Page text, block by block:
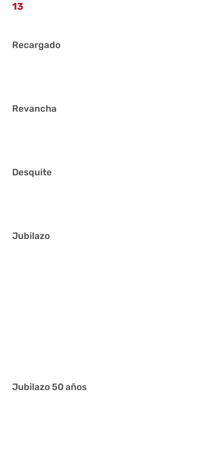
13
Recargado
Revancha
Desquite
Jubilazo
Jubilazo 50 años